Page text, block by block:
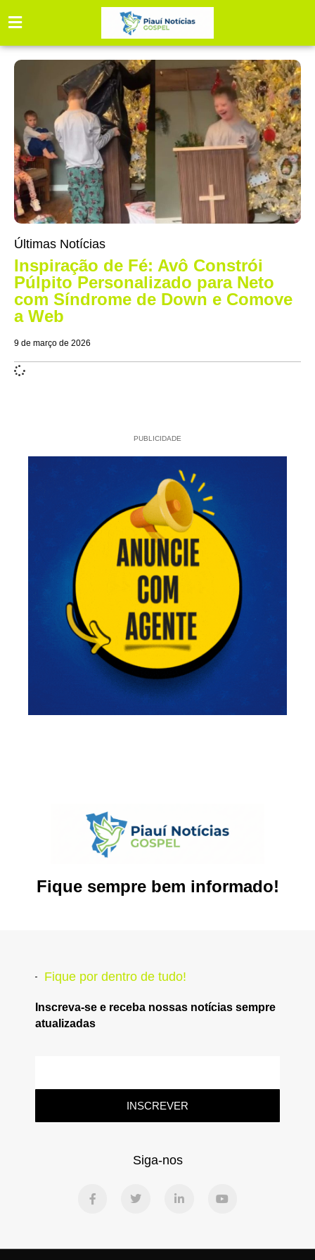
Últimas Notícias
Inspiração de Fé: Avô Constrói
Púlpito Personalizado para Neto
com Síndrome de Down e Comove
a Web
9 de março de 2026
PUBLICIDADE
Fique sempre bem informado!
Fique por dentro de tudo!
Inscreva-se e receba nossas notícias sempre
atualizadas
INSCREVER
Siga-nos